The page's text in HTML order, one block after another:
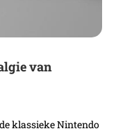
van
klassieke Nintendo